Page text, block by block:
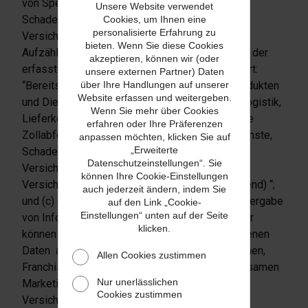
von Spediteur, Schadenregulierung,
Schadenregulierung, Finanz- und
Versicherungsdienstleistungen“; (b) Der zweite
Aufzählungspunkt des Abschnitts “Verwendung der
erfassten Informationen” wird wie folgt geändert:
“Bereitstellung der von Ihnen gewünschten Produkten
und Dienstleistungen, die Sie anfordern (z. B. Logistik,
Lieferkettenmanagement, Zollabfertigung sowie
Zollabfertigungsdienstleistungen, Spediteurdienste,
Schadenregulierung, Verwaltung von
Versicherungsansprüchen, sowie Finanz- und
Versicherungsdienstleistungen, soweit zutreffend) “;
und (c) der zweite Absatz des Abschnitts “Weitergabe
von Informationen ” wird wie folgt geändert: “Wir
können die von uns erhaltenen personenbezogenen
Daten auch an unseren verbundenen Unternehmen,
Franchisenehmer, Wiederverkäufer und gemeinsamen
Marketingpartner sowie an Verwalter von
Versicherungsansprüchen, Schadenregulierer,
Unsere Website verwendet
Cookies, um Ihnen eine
personalisierte Erfahrung zu
bieten. Wenn Sie diese Cookies
akzeptieren, können wir (oder
unsere externen Partner) Daten
über Ihre Handlungen auf unserer
Website erfassen und weitergeben.
Wenn Sie mehr über Cookies
erfahren oder Ihre Präferenzen
anpassen möchten, klicken Sie auf
„Erweiterte
Datenschutzeinstellungen“. Sie
können Ihre Cookie-Einstellungen
auch jederzeit ändern, indem Sie
auf den Link „Cookie-
Einstellungen“ unten auf der Seite
klicken.
Allen Cookies zustimmen
Nur unerlässlichen
Cookies zustimmen